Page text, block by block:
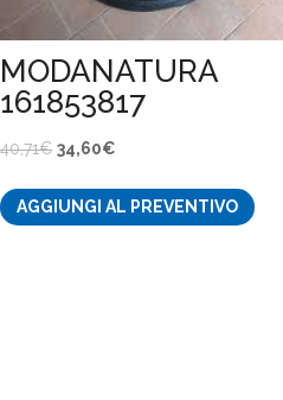
MODANATURA
161853817
40,71€ Il
originale
34,60€
attuale
AGGIUNGI AL PREVENTIVO